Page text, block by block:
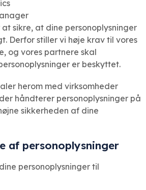
sikre, at dine personoplysninger
Derfor stiller vi høje krav til vores
og vores partnere skal
er beskyttet.
herom med virksomheder
håndterer personoplysninger på
sikkerheden af dine
af personoplysninger
personoplysninger til